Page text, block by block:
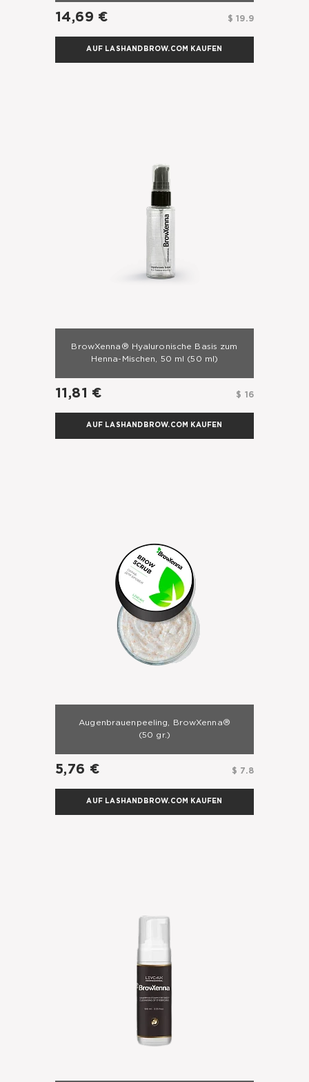
14,69 € $ 19.9
AUF LASHANDBROW.COM KAUFEN
BrowXenna® Hyaluronische Basis zum
Henna-Mischen, 50 ml (50 ml)
11,81 € $ 16
AUF LASHANDBROW.COM KAUFEN
Augenbrauenpeeling, BrowXenna®
(50 gr.)
5,76 € $ 7.8
AUF LASHANDBROW.COM KAUFEN